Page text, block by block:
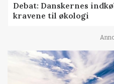
Debat: Danskernes
kravene til økologi